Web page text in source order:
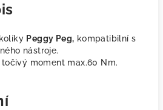
kolíky Peggy Peg, kompatibilní s
nástroje.
točivý moment max.60 Nm.